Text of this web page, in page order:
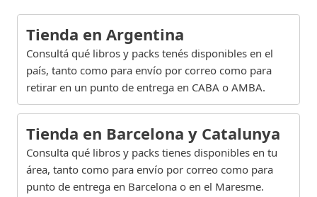
Tienda en Argentina
Consultá qué libros y packs tenés disponibles en el
país, tanto como para envío por correo como para
retirar en un punto de entrega en CABA o AMBA.
Tienda en Barcelona y Catalunya
Consulta qué libros y packs tienes disponibles en tu
área, tanto como para envío por correo como para
punto de entrega en Barcelona o en el Maresme.